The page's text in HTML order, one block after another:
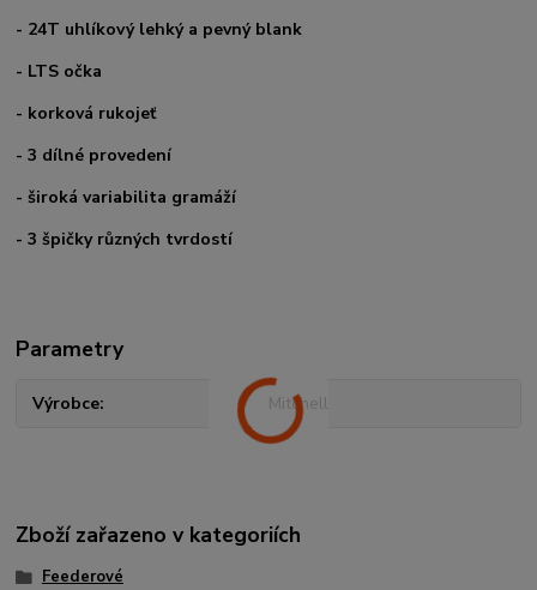
- 24T uhlíkový lehký a pevný blank
- LTS očka
- korková rukojeť
- 3 dílné provedení
- široká variabilita gramáží
- 3 špičky různých tvrdostí
Parametry
Výrobce Mitchell
Zboží zařazeno v kategoriích
Feederové